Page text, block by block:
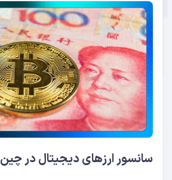
کلاهبرداری های کریپتویی
سانسور ارزهای دیجیتال در چین